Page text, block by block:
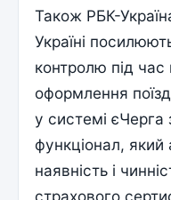
Також РБК-
Україні
контролю під
оформлення
у системі
функціонал, який
наявність і
страхового